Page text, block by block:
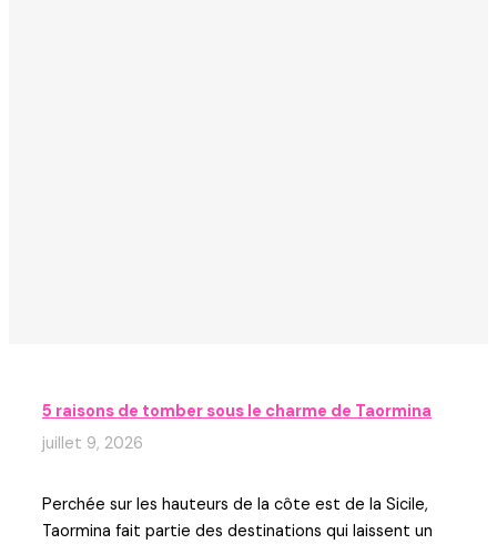
5 raisons de tomber sous le charme de Taormina
juillet 9, 2026
Perchée sur les hauteurs de la côte est de la Sicile,
Taormina fait partie des destinations qui laissent un